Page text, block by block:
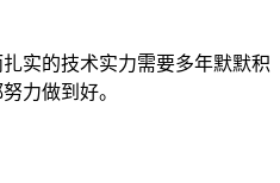
实的技术实力需要多年默默积
力做到好。